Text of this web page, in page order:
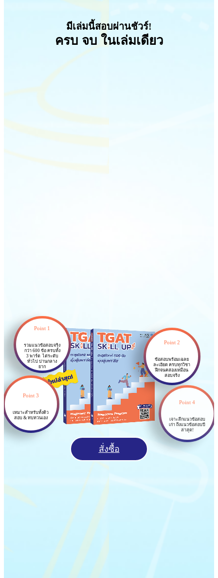
มีเล่มนี้สอบผ่านชัวร์!
ครบ จบ ในเล่มเดียว
Point 1
รวมแนวข้อสอบจริง
กว่า 600 ข้อ ครบทั้ง
3 พาร์ต ไต่ระดับ
ทั่วไป ปานกลาง
ยาก
Point 2
ข้อสอบพร้อมเฉลย
ละเอียด ครบทุกวิชา
ฝึกจนคล่องเหมือน
สอบจริง
Point 3
เหมาะสำหรับทั้งติว
สอบ & ทบทวนเอง
Point 4
เจาะลึกแนวข้อสอบ
เก่า ถึงแนวข้อสอบปี
ล่าสุด!
สั่งซื้อ